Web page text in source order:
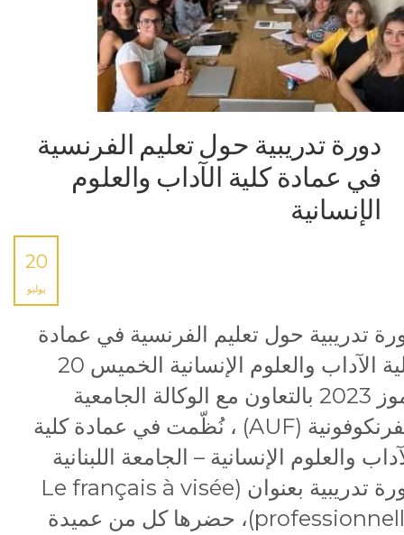
دورة تدريبية حول تعليم الفرنسية
في عمادة كلية الآداب والعلوم
الإنسانية
20
يوليو
تدريبية حول تعليم الفرنسية في عمادة
كلية الآداب والعلوم الإنسانية الخميس 20
تموز 2023 بالتعاون مع الوكالة الجامعية
للفرنكوفونية (AUF) ، نُظّمت في عمادة كلية
والعلوم الإنسانية – الجامعة اللبنانية
دورة تدريبية بعنوان (Le français à visée
professionnelle)، حضرها كل من عميدة